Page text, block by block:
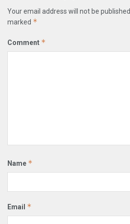
Your email address will not be published.
marked *
Comment *
Name *
Email *